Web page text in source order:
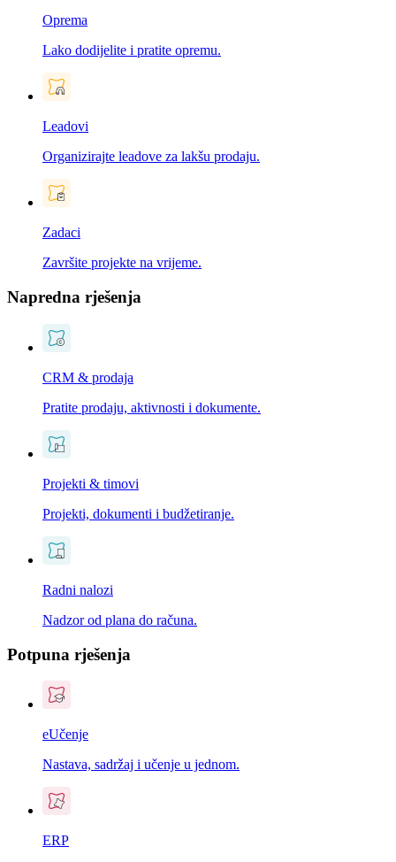
Oprema
Lako dodijelite i pratite opremu.
Leadovi
Organizirajte leadove za lakšu prodaju.
Zadaci
Završite projekte na vrijeme.
Napredna rješenja
CRM & prodaja
Pratite prodaju, aktivnosti i dokumente.
Projekti & timovi
Projekti, dokumenti i budžetiranje.
Radni nalozi
Nadzor od plana do računa.
Potpuna rješenja
eUčenje
Nastava, sadržaj i učenje u jednom.
ERP